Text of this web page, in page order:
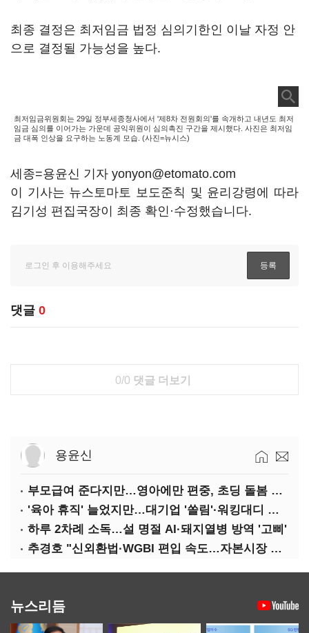
최종 결정은 최저임금 법정 심의기한인 이날 자정 안
으로 결정될 가능성을 높다.
최저임금위원회는 29일 정부세종청사에서 '제8차 전원회의'를 속개하고 내년도 최저
임금 심의를 이어가는 가운데 공익위원이 심의촉진 구간을 제시했다. 사진은 최저임
금 대폭 인상을 요구하는 노동계 모습. (사진=뉴시스)
세종=용윤신 기자 yonyon@etomato.com
이 기사는 뉴스토마토 보도준칙 및 윤리강령에 따라
김기성 편집국장이 최종 확인·수정했습니다.
댓글 0
0/0 댓글 더보기
용윤신
부모급여 준다지만…영아에만 편중, 초딩 돌봄 절실
'육아 휴직' 늘었지만…대기업 '쏠림'·워킹대디 여전히 '저조'
하루 2차례 소독…설 명절 AI·돼지열병 방역 '고삐'
추경호 "신외환법·WGBI 편입 속도…자본시장 투자환경 개선"
뉴스리듬